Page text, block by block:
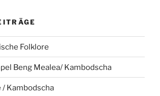
Folklore
Beng Mealea/ Kambodscha
/ Kambodscha